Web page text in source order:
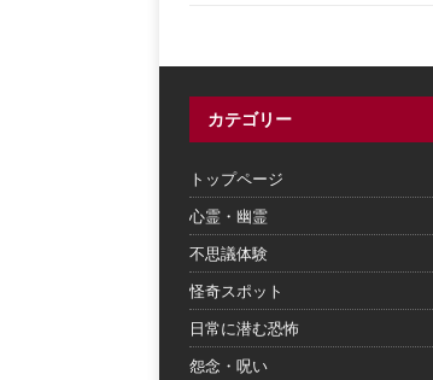
カテゴリー
トップページ
心霊・幽霊
不思議体験
怪奇スポット
日常に潜む恐怖
怨念・呪い